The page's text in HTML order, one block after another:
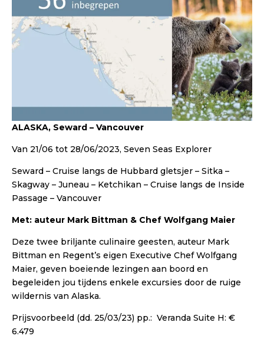
ALASKA, Seward – Vancouver
Van 21/06 tot 28/06/2023, Seven Seas Explorer
Seward – Cruise langs de Hubbard gletsjer – Sitka –
Skagway – Juneau – Ketchikan – Cruise langs de Inside
Passage – Vancouver
Met: auteur Mark Bittman & Chef Wolfgang Maier
Deze twee briljante culinaire geesten, auteur Mark
Bittman en Regent’s eigen Executive Chef Wolfgang
Maier, geven boeiende lezingen aan boord en
begeleiden jou tijdens enkele excursies door de ruige
wildernis van Alaska.
Prijsvoorbeeld (dd. 25/03/23) pp.: Veranda Suite H: €
6.479